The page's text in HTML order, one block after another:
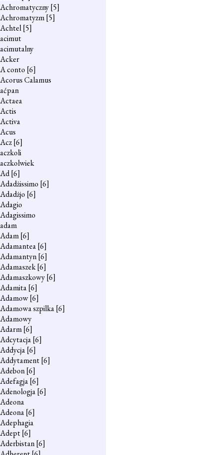
Achromatyczny[5]
Achromatyzm[5]
Achtel[5]
acimut
acimutalny
Acker
A conto [6]
Acorus Calamus
aćpan
Actaea
Actis
Activa
Acus
Acz[6]
aczkoli
aczkolwiek
Ad[6]
Adadżissimo [6]
Adadżjo [6]
Adagio
Adagissimo
adam
Adam[6]
Adamantea[6]
Adamantyn[6]
Adamaszek[6]
Adamaszkowy[6]
Adamita[6]
Adamow[6]
Adamowa szpilka[6]
Adamowy
Adarm[6]
Adcytacja[6]
Addycja[6]
Addytament[6]
Adebon[6]
Adefagja[6]
Adenologja[6]
Adeona
Adeona[6]
Adephagia
Adept[6]
Aderbistan[6]